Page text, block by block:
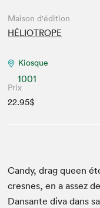
Maison d'édition
HÉLIOTROPE
Kiosque
1001
Prix
22.95$
Can­dy, drag queen
cresnes, en a assez
Dansante diva dans